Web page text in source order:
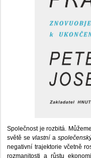
Společnost je rozbitá.
světě sevlastní a
negativní trajektorie včetně
rozmanitosti a růstu